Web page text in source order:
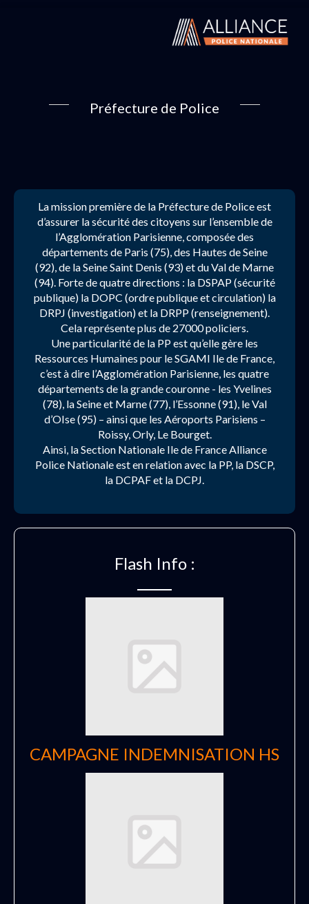
Préfecture de Police
La mission première de la Préfecture de Police est
d’assurer la sécurité des citoyens sur l’ensemble de
l’Agglomération Parisienne, composée des
départements de Paris (75), des Hautes de Seine
(92), de la Seine Saint Denis (93) et du Val de Marne
(94). Forte de quatre directions : la DSPAP (sécurité
publique) la DOPC (ordre publique et circulation) la
DRPJ (investigation) et la DRPP (renseignement).
Cela représente plus de 27000 policiers.
Une particularité de la PP est qu’elle gère les
Ressources Humaines pour le SGAMI Ile de France,
c’est à dire l’Agglomération Parisienne, les quatre
départements de la grande couronne - les Yvelines
(78), la Seine et Marne (77), l’Essonne (91), le Val
d’OIse (95) – ainsi que les Aéroports Parisiens –
Roissy, Orly, Le Bourget.
Ainsi, la Section Nationale Ile de France Alliance
Police Nationale est en relation avec la PP, la DSCP,
la DCPAF et la DCPJ.
Flash Info :
CAMPAGNE INDEMNISATION HS